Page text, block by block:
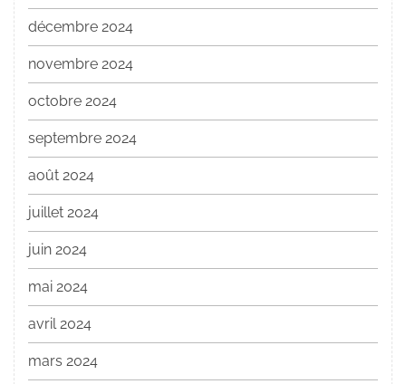
décembre 2024
novembre 2024
octobre 2024
septembre 2024
août 2024
juillet 2024
juin 2024
mai 2024
avril 2024
mars 2024